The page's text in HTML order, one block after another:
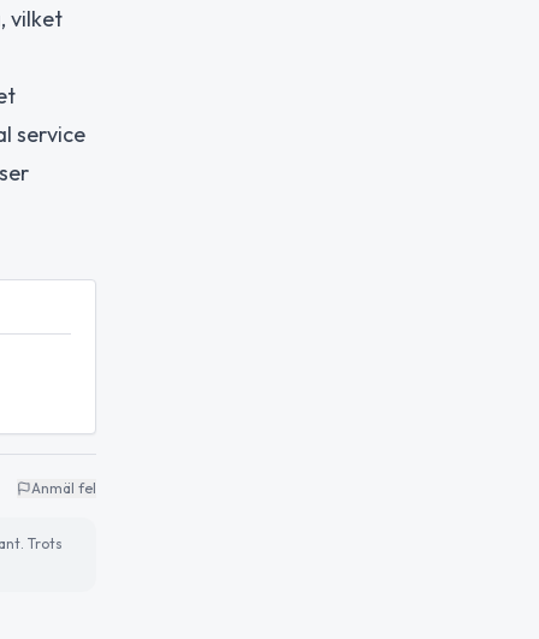
vilket
service
Anmäl fel
Trots